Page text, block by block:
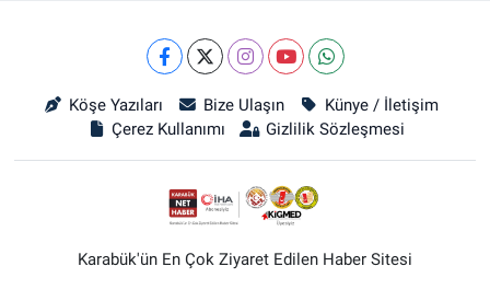
Köşe Yazıları Bize Ulaşın
Künye / İletişim
Çerez Kullanımı
Gizlilik Sözleşmesi
Karabük'ün En Çok Ziyaret Edilen Haber Sitesi